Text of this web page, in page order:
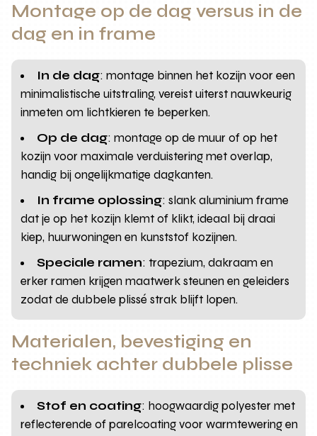
Montage op de dag versus in de
dag en in frame
In de dag: montage binnen het kozijn voor een
minimalistische uitstraling, vereist uiterst nauwkeurig
inmeten om lichtkieren te beperken.
Op de dag: montage op de muur of op het
kozijn voor maximale verduistering met overlap,
handig bij ongelijkmatige dagkanten.
In frame oplossing: slank aluminium frame
dat je op het kozijn klemt of klikt, ideaal bij draai
kiep, huurwoningen en kunststof kozijnen.
Speciale ramen: trapezium, dakraam en
erker ramen krijgen maatwerk steunen en geleiders
zodat de dubbele plissé strak blijft lopen.
Materialen, bevestiging en
techniek achter dubbele plisse
Stof en coating: hoogwaardig polyester met
reflecterende of parelcoating voor warmtewering en